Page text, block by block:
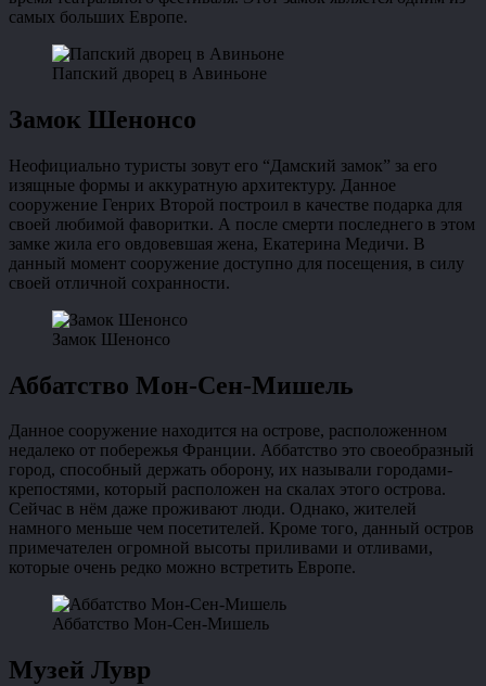
самых больших Европе.
Папский дворец в Авиньоне
Замок Шенонсо
Неофициально туристы зовут его “Дамский замок” за его
изящные формы и аккуратную архитектуру. Данное
сооружение Генрих Второй построил в качестве подарка для
своей любимой фаворитки. А после смерти последнего в этом
замке жила его овдовевшая жена, Екатерина Медичи. В
данный момент сооружение доступно для посещения, в силу
своей отличной сохранности.
Замок Шенонсо
Аббатство Мон-Сен-Мишель
Данное сооружение находится на острове, расположенном
недалеко от побережья Франции. Аббатство это своеобразный
город, способный держать оборону, их называли городами-
крепостями, который расположен на скалах этого острова.
Сейчас в нём даже проживают люди. Однако, жителей
намного меньше чем посетителей. Кроме того, данный остров
примечателен огромной высоты приливами и отливами,
которые очень редко можно встретить Европе.
Аббатство Мон-Сен-Мишель
Музей Лувр